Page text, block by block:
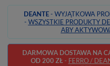
DEANTE- WYJĄTKOWA
- WSZYSTKIE PRODUKTY
ABY
DARMOWA DOSTAWA NA
OD 200 ZŁ- FERRO /